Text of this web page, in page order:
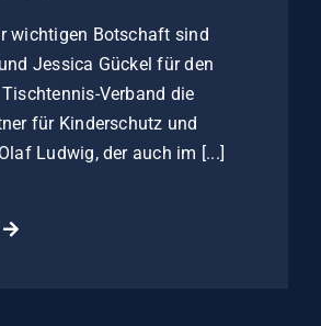
wichtigen Botschaft sind
Jessica Gückel für den
Verband die
für Kinderschutz und
Ludwig, der auch im [...]